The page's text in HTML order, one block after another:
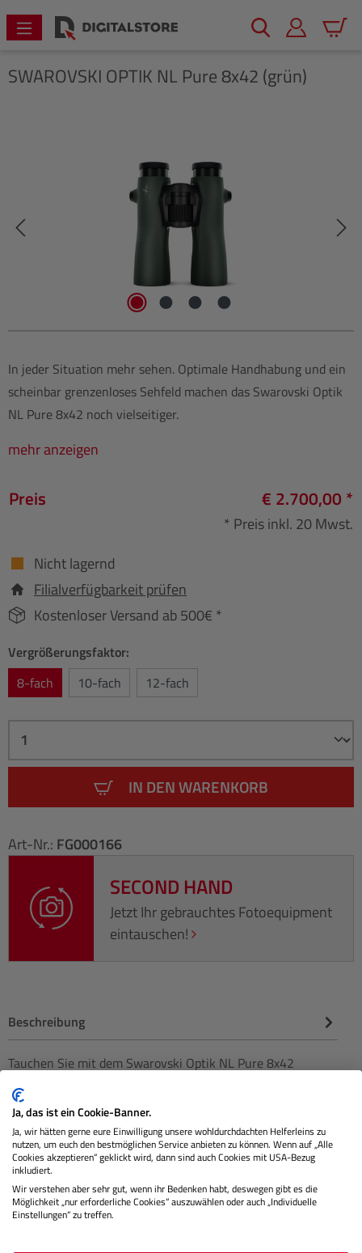
springen
SWAROVSKI OPTIK NL Pure 8x42 (grün)
In jeder Situation mehr sehen. Optimale Handhabung und ein
scheinbar grenzenloses Sehfeld machen das Swarovski Optik
NL Pure 8x42 noch vielseitiger.
mehr anzeigen
Preis € 2.700,00 *
* Preis inkl. 20 Mwst.
Nicht lagernd
Filialverfügbarkeit prüfen
Kostenloser Versand ab 500€ *
Vergrößerungsfaktor:
8-fach
10-fach 12-fach
IN DEN WARENKORB
Art-Nr.: FG000166
SECOND HAND
Jetzt Ihr gebrauchtes Fotoequipment
eintauschen!
Beschreibung
Tauchen Sie mit dem Swarovski Optik NL Pure 8x42
beeindruckende Detai…
Herstellerinformationen
Bewertungen
Ja, das ist ein Cookie-Banner.
Ja, wir hätten gerne eure Einwilligung unsere wohldurchdachten Helferleins zu
nutzen, um euch den bestmöglichen Service anbieten zu können. Wenn auf „Alle
Cookies akzeptieren“ geklickt wird, dann sind auch Cookies mit USA-Bezug
inkludiert.
Wir verstehen aber sehr gut, wenn ihr Bedenken habt, deswegen gibt es die
Möglichkeit „nur erforderliche Cookies“ auszuwählen oder auch „Individuelle
Einstellungen“ zu treffen.